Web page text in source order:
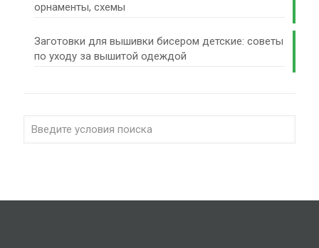
орнаменты, схемы
Заготовки для вышивки бисером детские: советы
по уходу за вышитой одеждой